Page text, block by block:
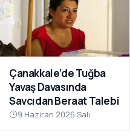
Çanakkale’de Tuğba
Yavaş Davasında
Savcıdan Beraat Talebi
9 Haziran 2026 Salı